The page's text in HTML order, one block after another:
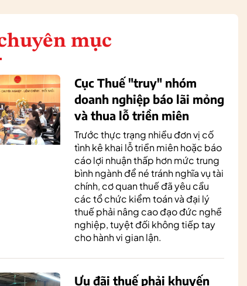
mục
Cục Thuế "truy" nhóm
doanh nghiệp báo lãi mỏng
và thua lỗ triền miên
Trước thực trạng nhiều đơn vị cố
tình kê khai lỗ triền miên hoặc báo
cáo lợi nhuận thấp hơn mức trung
bình ngành để né tránh nghĩa vụ tài
chính, cơ quan thuế đã yêu cầu
các tổ chức kiểm toán và đại lý
thuế phải nâng cao đạo đức nghề
nghiệp, tuyệt đối không tiếp tay
cho hành vi gian lận.
Ưu đãi thuế phải khuyến